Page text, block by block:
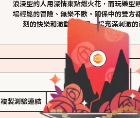
浪漫型的人用深情來點燃火花，而玩樂型
場輕鬆的冒險、無樂不歡。關係中的雙方
刻的快樂和激動，像是一場充滿刺激的
儲存我的結果圖
複製測驗連結 查看香氛類型全